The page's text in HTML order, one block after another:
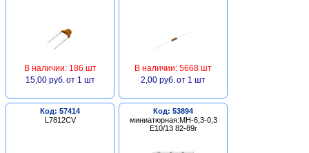
В наличии: 186 шт
15,00 руб. от 1 шт
В наличии: 5668 шт
2,00 руб. от 1 шт
Код: 57414
L7812CV
Код: 53894
миниатюрная:МН-6,3-0,3
Е10/13 82-89г